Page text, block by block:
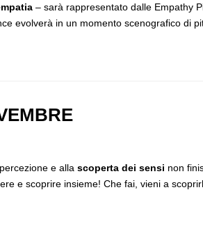
– sarà rappresentato dalle Empathy
evolverà in un momento scenografico di
e alla scoperta dei sensi non
e scoprire insieme! Che fai, vieni a